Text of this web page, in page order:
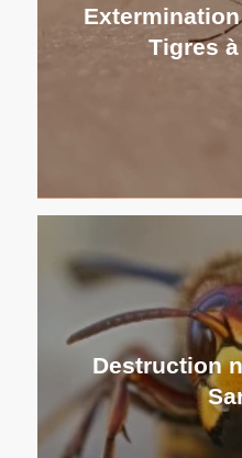
Tigres
Destruction